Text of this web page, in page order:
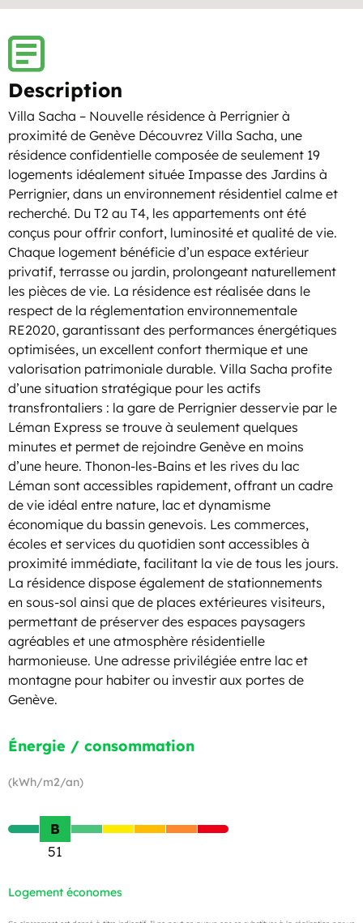
Description
Villa Sacha – Nouvelle résidence à Perrignier à
proximité de Genève Découvrez Villa Sacha, une
résidence confidentielle composée de seulement 19
logements idéalement située Impasse des Jardins à
Perrignier, dans un environnement résidentiel calme et
recherché. Du T2 au T4, les appartements ont été
conçus pour offrir confort, luminosité et qualité de vie.
Chaque logement bénéficie d’un espace extérieur
privatif, terrasse ou jardin, prolongeant naturellement
les pièces de vie. La résidence est réalisée dans le
respect de la réglementation environnementale
RE2020, garantissant des performances énergétiques
optimisées, un excellent confort thermique et une
valorisation patrimoniale durable. Villa Sacha profite
d’une situation stratégique pour les actifs
transfrontaliers : la gare de Perrignier desservie par le
Léman Express se trouve à seulement quelques
minutes et permet de rejoindre Genève en moins
d’une heure. Thonon-les-Bains et les rives du lac
Léman sont accessibles rapidement, offrant un cadre
de vie idéal entre nature, lac et dynamisme
économique du bassin genevois. Les commerces,
écoles et services du quotidien sont accessibles à
proximité immédiate, facilitant la vie de tous les jours.
La résidence dispose également de stationnements
en sous-sol ainsi que de places extérieures visiteurs,
permettant de préserver des espaces paysagers
agréables et une atmosphère résidentielle
harmonieuse. Une adresse privilégiée entre lac et
montagne pour habiter ou investir aux portes de
Genève.
Énergie / consommation
(kWh/m2/an)
B
51
Logement économes